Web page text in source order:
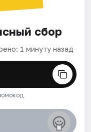
сбор
1 минуту назад